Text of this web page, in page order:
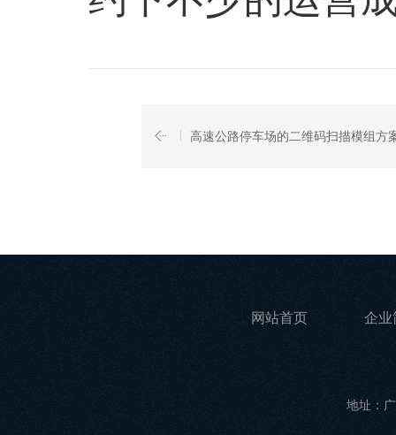
高速公路停车场的二维码扫描模组方
网站首页 企业
地址：